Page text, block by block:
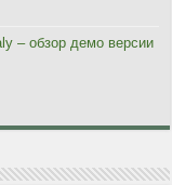
– обзор демо версии